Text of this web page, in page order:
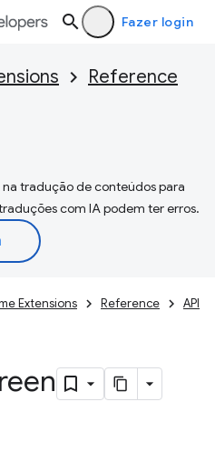
Fazer login
Reference
tradução de conteúdos para
com IA podem ter erros.
Extensions Reference API